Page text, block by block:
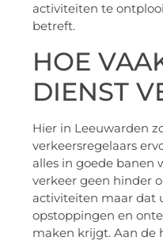
activiteiten te
betreft.
HOE
DIENST
Hier in Leeuwarden
verkeersregelaars
alles in goede banen
verkeer geen hinder
activiteiten maar dat
opstoppingen en
maken krijgt. Aan de